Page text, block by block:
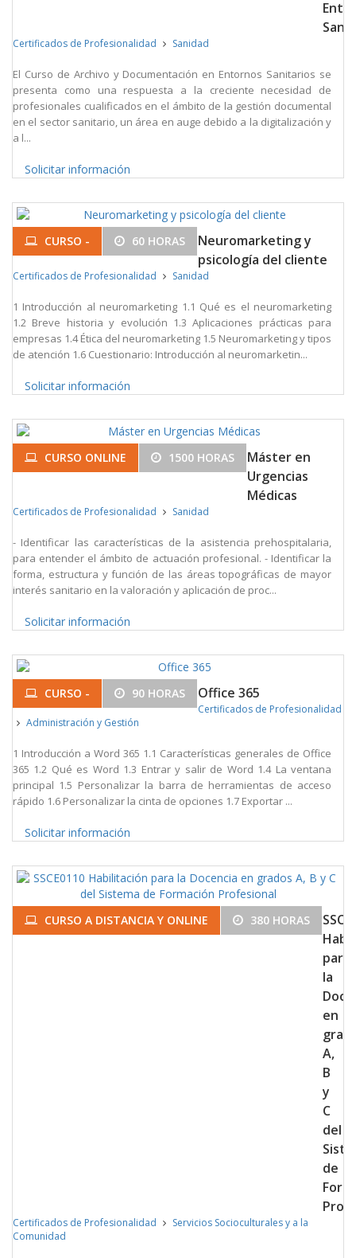
Certificados de Profesionalidad Sanidad
El Curso de Archivo y Documentación en Entornos Sanitarios se
presenta como una respuesta a la creciente necesidad de
profesionales cualificados en el ámbito de la gestión documental
en el sector sanitario, un área en auge debido a la digitalización y
a l...
Solicitar información
CURSO - 60 HORAS
Neuromarketing y
psicología del cliente
Certificados de Profesionalidad Sanidad
1 Introducción al neuromarketing 1.1 Qué es el neuromarketing
1.2 Breve historia y evolución 1.3 Aplicaciones prácticas para
empresas 1.4 Ética del neuromarketing 1.5 Neuromarketing y tipos
de atención 1.6 Cuestionario: Introducción al neuromarketin...
Solicitar información
CURSO ONLINE 1500 HORAS
Máster en
Urgencias
Médicas
Certificados de Profesionalidad Sanidad
- Identificar las características de la asistencia prehospitalaria,
para entender el ámbito de actuación profesional. - Identificar la
forma, estructura y función de las áreas topográficas de mayor
interés sanitario en la valoración y aplicación de proc...
Solicitar información
CURSO - 90 HORAS Office 365
Certificados de Profesionalidad
Administración y Gestión
1 Introducción a Word 365 1.1 Características generales de Office
365 1.2 Qué es Word 1.3 Entrar y salir de Word 1.4 La ventana
principal 1.5 Personalizar la barra de herramientas de acceso
rápido 1.6 Personalizar la cinta de opciones 1.7 Exportar ...
Solicitar información
CURSO A DISTANCIA Y ONLINE 380 HORAS
para
la
en
A,
B
y
C
del
de
Certificados de Profesionalidad
Servicios Socioculturales y a la
Comunidad